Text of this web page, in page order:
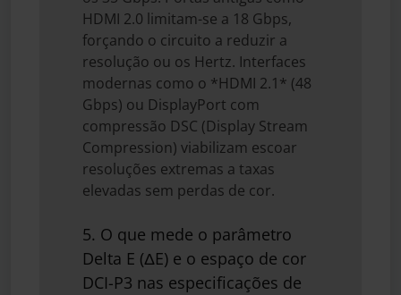
HDMI 2.0 limitam-se a 18 Gbps,
forçando o circuito a reduzir a
resolução ou os Hertz. Interfaces
modernas como o *HDMI 2.1* (48
Gbps) ou DisplayPort com
compressão DSC (Display Stream
Compression) viabilizam escoar
resoluções extremas a taxas
elevadas sem perdas de cor.
5. O que mede o parâmetro
Delta E (ΔE) e o espaço de cor
DCI-P3 nas especificações de